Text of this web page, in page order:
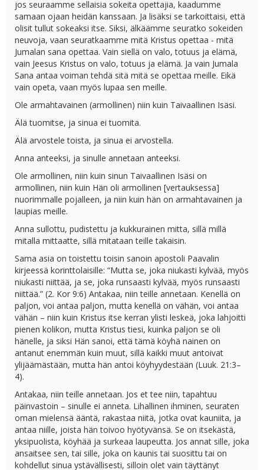
jos seuraamme sellaisia sokeita opettajia, kaadumme
samaan ojaan heidän kanssaan. Ja lisäksi se tarkoittaisi, että
olisit tullut sokeaksi itse. Siksi, älkäämme seuratko sokeiden
neuvoja, vaan seuratkaamme mitä Kristus opettaa - mitä
Jumalan sana opettaa. Vain siellä on valo, totuus ja elämä,
vain Jeesus Kristus on valo, totuus ja elämä. Ja vain Jumala
Sana antaa voiman tehdä sitä mitä se opettaa meille. Eikä
vain opeta, vaan myös lupaa sen meille.
Ole armahtavainen (armollinen) niin kuin Taivaallinen Isäsi.
Älä tuomitse, ja sinua ei tuomita.
Älä arvostele toista, ja sinua ei arvostella.
Anna anteeksi, ja sinulle annetaan anteeksi.
Ole armollinen, niin kuin sinun Taivaallinen Isäsi on
armollinen, niin kuin Hän oli armollinen [vertauksessa]
nuorimmalle pojalleen, ja niin kuin hän on armahtavainen ja
laupias meille.
Anna sullottu, pudistettu ja kukkurainen mitta, sillä millä
mitalla mittaatte, sillä mitataan teille takaisin.
Sama asia on toistettu toisin sanoin apostoli Paavalin
kirjeessä korinttolaisille: “Mutta se, joka niukasti kylvää, myös
niukasti niittää, ja se, joka runsaasti kylvää, myös runsaasti
niittää.” (2. Kor 9:6) Antakaa, niin teille annetaan. Kenellä on
paljon, voi antaa paljon, mutta kenellä on vähän, voi antaa
vähän – niin kuin Kristus itse kerran ylisti leskeä, joka lahjoitti
pienen kolikon, mutta Kristus tiesi, kuinka paljon se oli
hänelle, ja siksi Hän sanoi, että tämä köyhä nainen on
antanut enemmän kuin muut, sillä kaikki muut antoivat
ylijäämästään, mutta hän antoi köyhyydestään (Luuk. 21:3–
4).
Antakaa, niin teille annetaan. Jos et tee niin, tapahtuu
päinvastoin – sinulle ei anneta. Lihallinen ihminen, seuraten
oman mielensä ääntä, rakastaa niitä, jotka ovat kauniita, ja
antaa niille, joista hän toivoo hyötyvänsä. Se on itsekästä,
yksipuolista, köyhää ja surkeaa laupeutta. Jos annat sille, joka
ansaitsee sen, tai sille, joka on kaunis tai suosittu tai on
kohdellut sinua ystävällisesti, silloin olet vain täyttänyt